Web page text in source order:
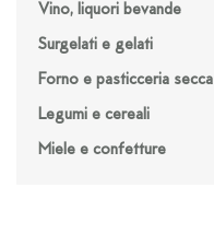
Vino, liquori bevande
Surgelati e gelati
Forno e pasticceria secca
Legumi e cereali
Miele e confetture